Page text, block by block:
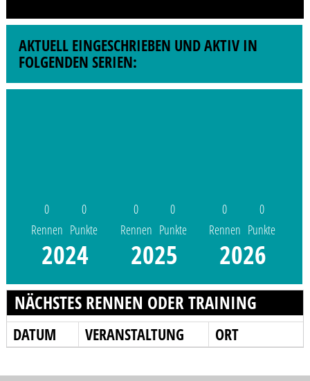
AKTUELL EINGESCHRIEBEN UND AKTIV IN
FOLGENDEN SERIEN:
0
Rennen
0
Punkte
2024
0
Rennen
0
Punkte
2025
0
Rennen
0
Punkte
2026
NÄCHSTES RENNEN ODER TRAINING
DATUM VERANSTALTUNG ORT